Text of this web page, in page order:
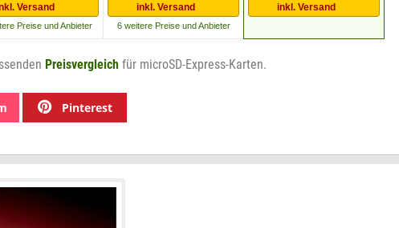
Versand
Preise und Anbieter
inkl. Versand
6 weitere Preise und Anbieter
inkl. Versand
Preisvergleich für microSD-Express-Karten.
Pinterest